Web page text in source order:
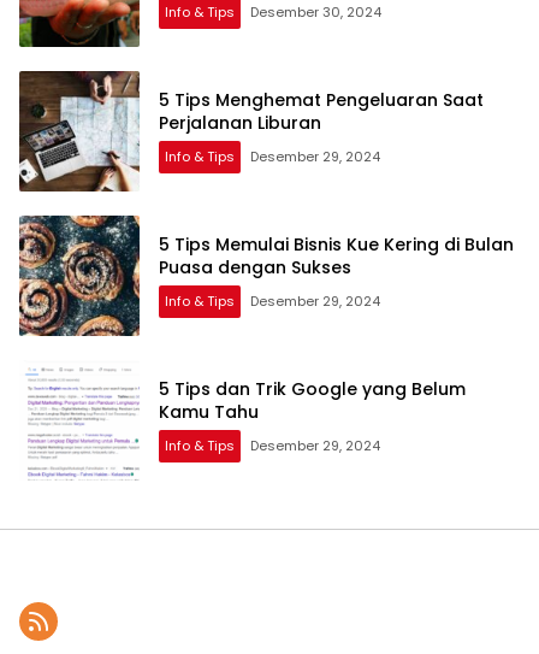
Info & Tips Desember 30, 2024
5 Tips Menghemat Pengeluaran Saat
Perjalanan Liburan
Info & Tips Desember 29, 2024
5 Tips Memulai Bisnis Kue Kering di Bulan
Puasa dengan Sukses
Info & Tips Desember 29, 2024
5 Tips dan Trik Google yang Belum
Kamu Tahu
Info & Tips Desember 29, 2024